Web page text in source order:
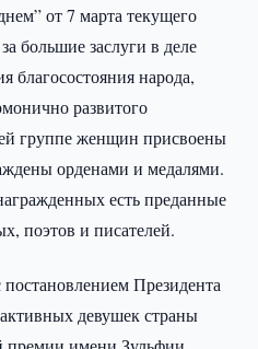
от 7 марта текущего
большие заслуги в деле
благосостояния народа,
развитого
группе женщин присвоены
орденами и медалями.
есть преданные
поэтов и писателей.
Президента
девушек страны